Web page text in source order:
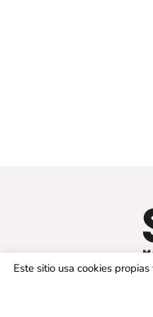
Este sitio usa cookies